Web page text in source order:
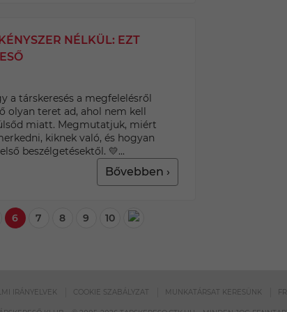
NÉLKÜL: EZT
a társkeresés a megfelelésről
olyan teret ad, ahol nem kell
miatt. Megmutatjuk, miért
kiknek való, és hogyan
beszélgetésektől. 💛...
Bővebben ›
6 7 8 9 10
IRÁNYELVEK COOKIE SZABÁLYZAT MUNKATÁRSAT KERESÜNK